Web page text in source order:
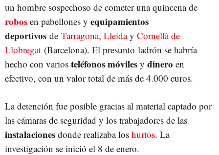
un hombre sospechoso de cometer una quincena de
robos en pabellones y equipamientos
deportivos de Tarragona, Lleiday Cornellà de
Llobregat (Barcelona). El presunto ladrón se habría
hecho con varios teléfonos móviles y dinero en
efectivo, con un valor total de más de 4.000 euros.
La detención fue posible gracias al material captado por
las cámaras de seguridad y los trabajadores de las
instalaciones donde realizaba los hurtos. La
investigación se inició el 8 de enero.